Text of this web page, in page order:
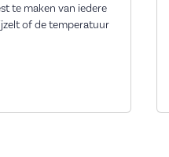
te maken van iedere
of de temperatuur